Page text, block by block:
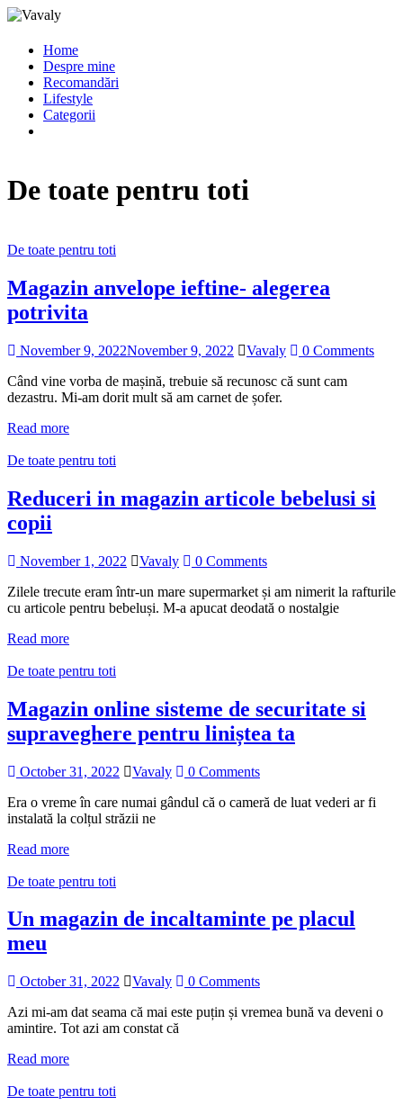
Home
Despre mine
Recomandări
Lifestyle
Categorii
De toate pentru toti
De toate pentru toti
Magazin anvelope ieftine- alegerea
potrivita
November 9, 2022November 9, 2022 Vavaly
0 Comments
Când vine vorba de mașină, trebuie să recunosc că sunt cam
dezastru. Mi-am dorit mult să am carnet de șofer.
Read more
De toate pentru toti
Reduceri in magazin articole bebelusi si
copii
November 1, 2022 Vavaly
0 Comments
Zilele trecute eram într-un mare supermarket și am nimerit la rafturile
cu articole pentru bebeluși. M-a apucat deodată o nostalgie
Read more
De toate pentru toti
Magazin online sisteme de securitate si
supraveghere pentru liniștea ta
October 31, 2022 Vavaly
0 Comments
Era o vreme în care numai gândul că o cameră de luat vederi ar fi
instalată la colțul străzii ne
Read more
De toate pentru toti
Un magazin de incaltaminte pe placul
meu
October 31, 2022 Vavaly
0 Comments
Azi mi-am dat seama că mai este puțin și vremea bună va deveni o
amintire. Tot azi am constat că
Read more
De toate pentru toti